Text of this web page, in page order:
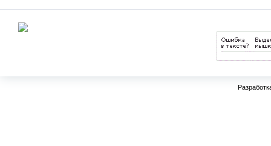
Министерства образования и
«Российское образование»